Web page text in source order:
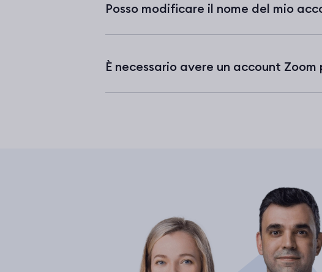
Posso modificare il nome del mio
È necessario avere un account